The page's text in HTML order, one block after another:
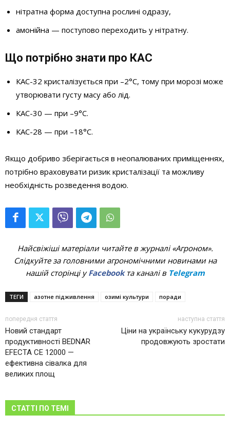
нітратна форма доступна рослині одразу,
амонійна — поступово переходить у нітратну.
Що потрібно знати про КАС
КАС-32 кристалізується при –2°C, тому при морозі може
утворювати густу масу або лід.
КАС-30 — при –9°C.
КАС-28 — при –18°C.
Якщо добриво зберігається в неопалюваних приміщеннях,
потрібно враховувати ризик кристалізації та можливу
необхідність розведення водою.
Найсвіжіші матеріали читайте в журналі «Агроном».
Слідкуйте за головними агрономічними новинами на
нашій сторінці уFacebookта каналі в Telegram
ТЕГИ азотне підживлення озимі культури поради
попередня стаття
Новий стандарт
продуктивності BEDNAR
EFECTA CE 12000 —
ефективна сівалка для
великих площ
наступна стаття
Ціни на українську кукурудзу
продовжують зростати
СТАТТІ ПО ТЕМІ